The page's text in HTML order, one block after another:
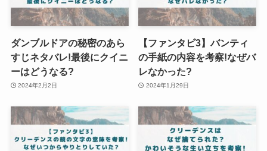
ダンブルドアの秘密のあら
すじネタバレ!最後にクイニ
ーはどうなる?
2024年2月2日
【ファンタビ3】バンティ
の手紙の内容を考察!なぜバ
レなかった?
2024年1月29日